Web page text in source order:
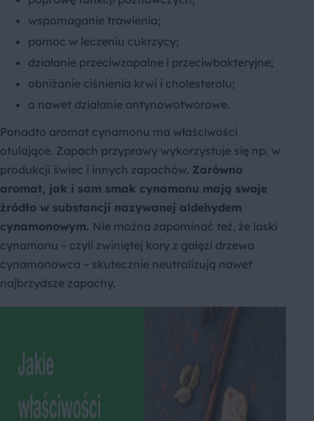
wspomaganie trawienia;
pomoc w leczeniu cukrzycy;
działanie przeciwzapalne i przeciwbakteryjne;
obniżanie ciśnienia krwi i cholesterolu;
a nawet działanie antynowotworowe.
Ponadto aromat cynamonu ma właściwości
otulające. Zapach przyprawy wykorzystuje się np. w
produkcji świec i innych zapachów. Zarówno
aromat, jak i sam smak cynamonu mają swoje
źródło w substancji nazywanej aldehydem
cynamonowym. Nie można zapominać też, że laski
cynamonu – czyli zwiniętej kory z gałęzi drzewa
cynamonowca – skutecznie neutralizują nawet
najbrzydsze zapachy.